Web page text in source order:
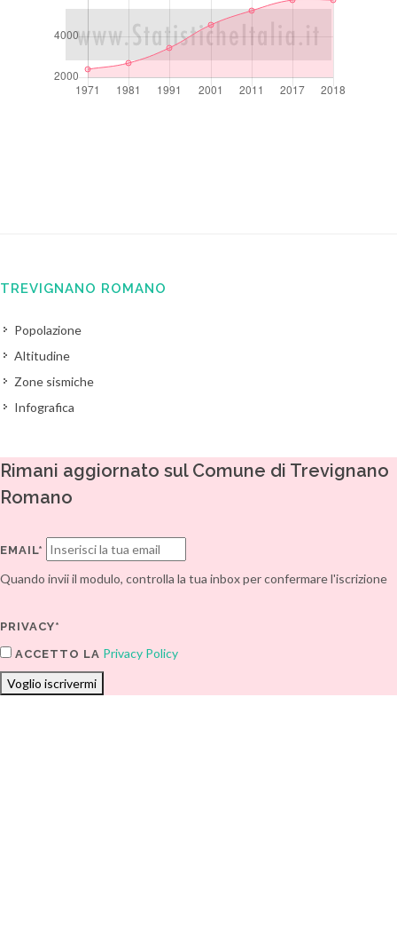
TREVIGNANO ROMANO
Popolazione
Altitudine
Zone sismiche
Infografica
Rimani aggiornato sul Comune di Trevignano
Romano
EMAIL*
Quando invii il modulo, controlla la tua inbox per confermare l'iscrizione
PRIVACY*
ACCETTO LA Privacy Policy
Voglio iscrivermi